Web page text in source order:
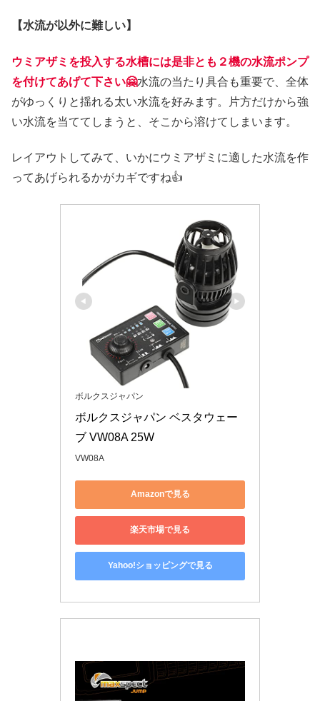
【水流が以外に難しい】
ウミアザミを投入する水槽には是非とも２機の水流ポンプ
を付けてあげて下さい🤗水流の当たり具合も重要で、全体
がゆっくりと揺れる太い水流を好みます。片方だけから強
い水流を当ててしまうと、そこから溶けてしまいます。
レイアウトしてみて、いかにウミアザミに適した水流を作
ってあげられるかがカギですね👍
ボルクスジャパン
ボルクスジャパン ベスタウェー
ブ VW08A 25W
VW08A
Amazonで見る
楽天市場で見る
Yahoo!ショッピングで見る